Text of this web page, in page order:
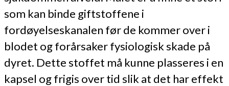
som kan binde giftstoffene i
fordøyelseskanalen før de kommer over i
blodet og forårsaker fysiologisk skade på
dyret. Dette stoffet må kunne plasseres i en
kapsel og frigis over tid slik at det har effekt